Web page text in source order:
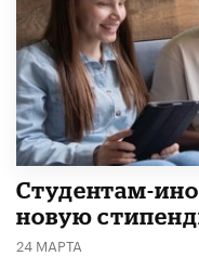
Студентам-
новую
24 МАРТА